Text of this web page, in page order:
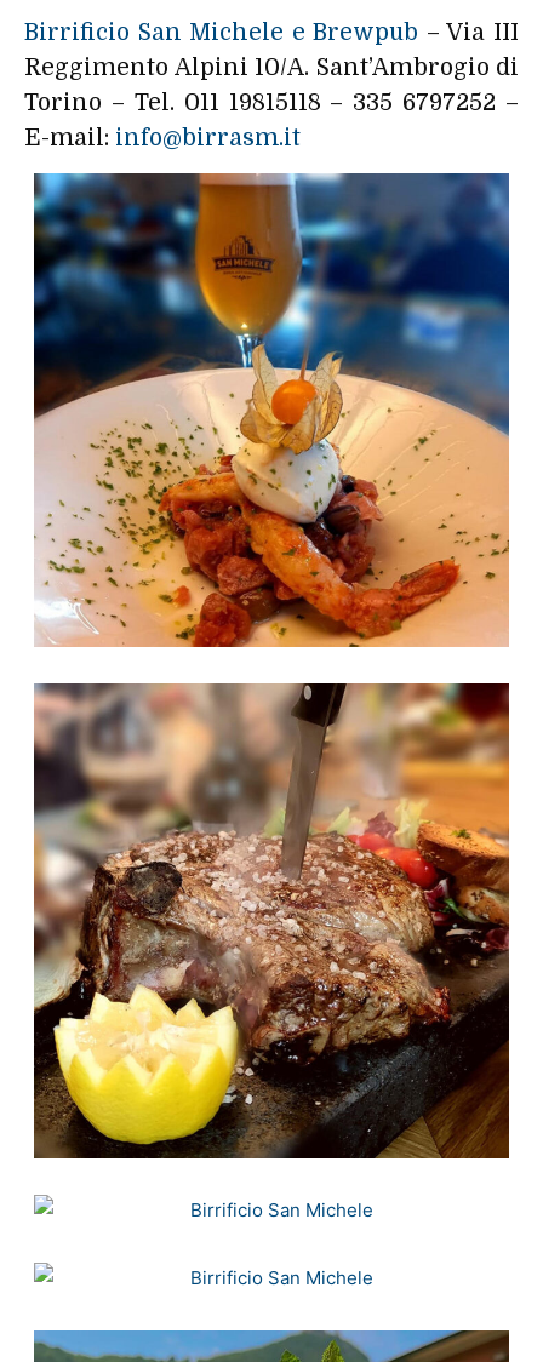
Birrificio San Michele e Brewpub – Via III
Reggimento Alpini 10/A. Sant’Ambrogio di
Torino – Tel. 011 19815118 – 335 6797252 –
E-mail: info@birrasm.it